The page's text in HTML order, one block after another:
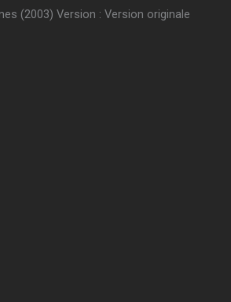
(2003) Version : Version originale